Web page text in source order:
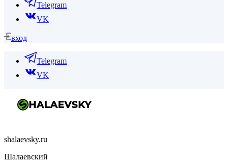
Telegram
VK
вход
Telegram
VK
shalaevsky.ru
Шалаевский